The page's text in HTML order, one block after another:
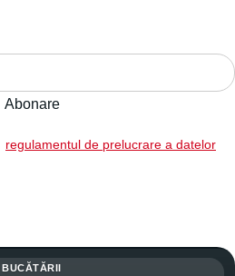
regulamentul de prelucrare a datelor
BUCĂTĂRII